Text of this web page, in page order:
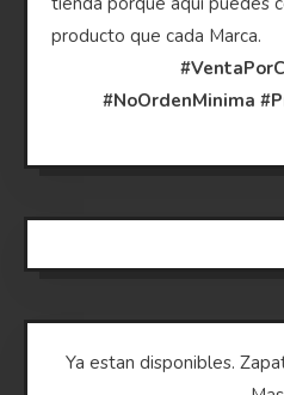
producto que cada Marca.
#NoOrdenMinima
Ya estan disponibles.